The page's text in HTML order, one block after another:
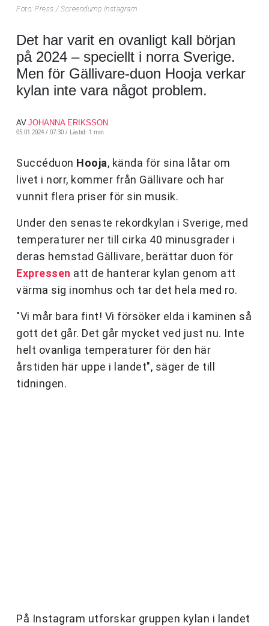
Foto: Press / Screendump Instagram
Det har varit en ovanligt kall början
på 2024 – speciellt i norra Sverige.
Men för Gällivare-duon Hooja verkar
kylan inte vara något problem.
AV JOHANNA ERIKSSON
05.01.2024 / 07:30 / Lästid: 1 min
Succéduon Hooja, kända för sina låtar om
livet i norr, kommer från Gällivare och har
vunnit flera priser för sin musik.
Under den senaste rekordkylan i Sverige, med
temperaturer ner till cirka 40 minusgrader i
deras hemstad Gällivare, berättar duon för
Expressen att de hanterar kylan genom att
värma sig inomhus och tar det hela med ro.
"Vi mår bara fint! Vi försöker elda i kaminen så
gott det går. Det går mycket ved just nu. Inte
helt ovanliga temperaturer för den här
årstiden här uppe i landet", säger de till
tidningen.
På Instagram utforskar gruppen kylan i landet